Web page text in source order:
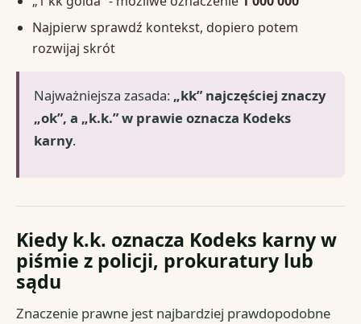
Najpierw sprawdź kontekst, dopiero potem
rozwijaj skrót
Najważniejsza zasada: „kk” najczęściej znaczy
„ok”, a „k.k.” w prawie oznacza Kodeks
karny.
Kiedy k.k. oznacza Kodeks karny w
piśmie z policji, prokuratury lub
sądu
Znaczenie prawne jest najbardziej prawdopodobne